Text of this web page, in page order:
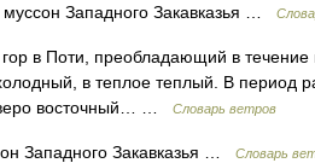
Западного Закавказья …
в Поти, преобладающий в течение
в теплое теплый. В период
восточный… …
Словарь ветров
Западного Закавказья … Словарь